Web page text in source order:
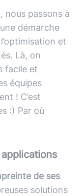
nous passons à
démarche
et
Là, on
facile et
équipes
! C’est
:) Par où
de ses
solutions